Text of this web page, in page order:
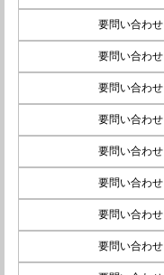
要問い合わせ
要問い合わせ
要問い合わせ
要問い合わせ
要問い合わせ
要問い合わせ
要問い合わせ
要問い合わせ